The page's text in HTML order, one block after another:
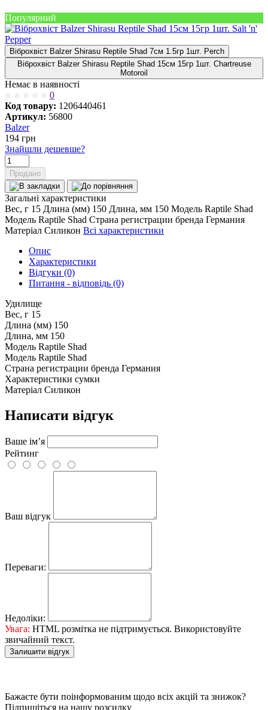
Популярний
Віброхвіст Balzer Shirasu Reptile Shad 7см 1.5гр 1шт. Perch
Віброхвіст Balzer Shirasu Reptile Shad 15см 15гр 1шт. Chartreuse
Motoroil
Немає в наявності
0
Код товару: 1206440461
Артикул: 56800
Balzer
194 грн
Знайшли дешевше?
Продано
Загальні характеристики
Вес, г 15 Длина (мм) 150 Длина, мм 150 Мoдель Raptile Shad
Модель Raptile Shad Страна регистрации бренда Германия
Матеріал Силикон Всі характеристики
Опис
Характеристики
Відгуки (0)
Питання - відповідь (0)
Удилище
Вес, г 15
Длина (мм) 150
Длина, мм 150
Мoдель Raptile Shad
Модель Raptile Shad
Страна регистрации бренда Германия
Характеристики сумки
Матеріал Силикон
Написати відгук
Ваше ім’я
Рейтинг
Ваш відгук
Переваги:
Недоліки:
Увага: HTML розмітка не підтримується. Використовуйте
звичайний текст.
Залишити відгук
Бажаєте бути поінформованим щодо всіх акцій та знижок?
Підпишіться на нашу розсилку